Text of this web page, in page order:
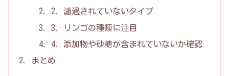
2. 濾過されていないタイプ
3. リンゴの種類に注目
4. 添加物や砂糖が含まれていないか確認
まとめ